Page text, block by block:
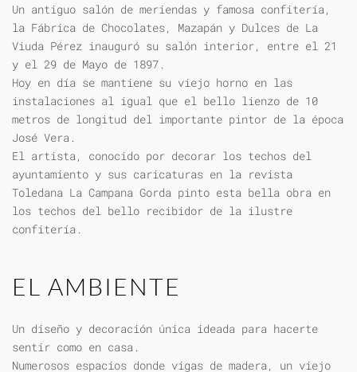
Un antiguo salón de meriendas y famosa confitería,
la Fábrica de Chocolates, Mazapán y Dulces de La
Viuda Pérez inauguró su salón interior, entre el 21
y el 29 de Mayo de 1897.
Hoy en día se mantiene su viejo horno en las
instalaciones al igual que el bello lienzo de 10
metros de longitud del importante pintor de la época
José Vera.
El artista, conocido por decorar los techos del
ayuntamiento y sus caricaturas en la revista
Toledana La Campana Gorda pinto esta bella obra en
los techos del bello recibidor de la ilustre
confitería.
EL AMBIENTE
Un diseño y decoración única ideada para hacerte
sentir como en casa.
Numerosos espacios donde vigas de madera, un viejo